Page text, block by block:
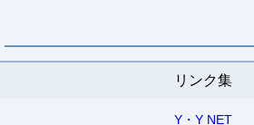
リンク集
Y・Y NET